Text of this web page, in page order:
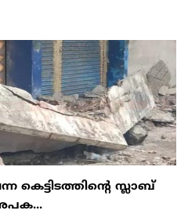
കെട്ടിടത്തിന്റെ സ്ലാബ്